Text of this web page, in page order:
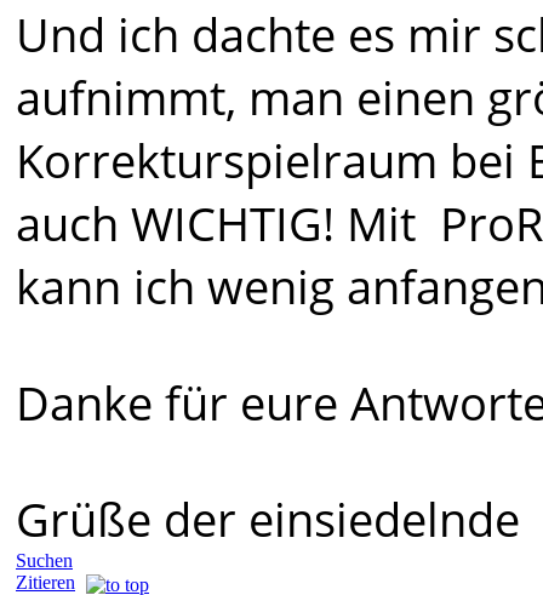
Und ich dachte es mir
aufnimmt, man einen
Korrekturspielraum bei
auch WICHTIG! Mit
kann ich wenig
Danke für eure
Grüße der einsiedelnde
Suchen
Zitieren